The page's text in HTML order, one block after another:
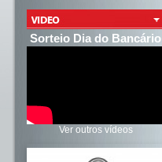
Sorteio Dia do Bancário
Ver outros vídeos